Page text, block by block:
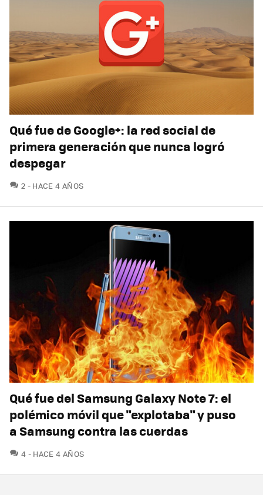
Qué fue de Google+: la red social de
primera generación que nunca logró
despegar
2 COMENTARIOS
HACE 4 AÑOS
Qué fue del Samsung Galaxy Note 7: el
polémico móvil que "explotaba" y puso
a Samsung contra las cuerdas
4 COMENTARIOS
HACE 4 AÑOS